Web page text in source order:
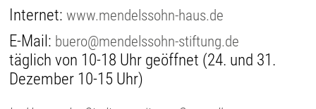
Internet:www.mendelssohn-haus.de
E-Mail: buero@mendelssohn-stiftung.de
täglich von 10-18 Uhr geöffnet (24. und 31.
Dezember 10-15 Uhr)